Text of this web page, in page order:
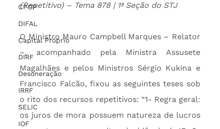
CFOP
DIFAL
Capital Próprio
DIRF
Desoneração
IRRF
SELIC
IOF
(Repetitivo) – Tema 878 | 1ª Seção do STJ
O Ministro Mauro Campbell Marques – Relator
–, acompanhado pela Ministra Assusete
Magalhães e pelos Ministros Sérgio Kukina e
Francisco Falcão, fixou as seguintes teses sob
o rito dos recursos repetitivos: “1- Regra geral:
os juros de mora possuem natureza de lucros